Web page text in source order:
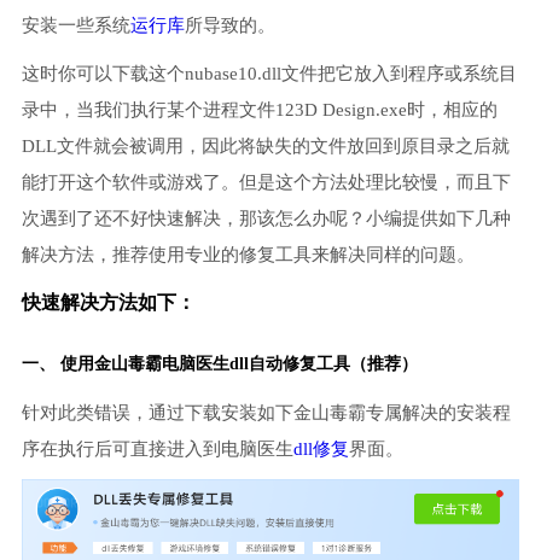
安装一些系统运行库所导致的。
这时你可以下载这个nubase10.dll文件把它放入到程序或系统目
录中，当我们执行某个进程文件123D Design.exe时，相应的
DLL文件就会被调用，因此将缺失的文件放回到原目录之后就
能打开这个软件或游戏了。但是这个方法处理比较慢，而且下
次遇到了还不好快速解决，那该怎么办呢？小编提供如下几种
解决方法，推荐使用专业的修复工具来解决同样的问题。
快速解决方法如下：
一、 使用金山毒霸电脑医生dll自动修复工具（推荐）
针对此类错误，通过下载安装如下金山毒霸专属解决的安装程
序在执行后可直接进入到电脑医生dll修复界面。